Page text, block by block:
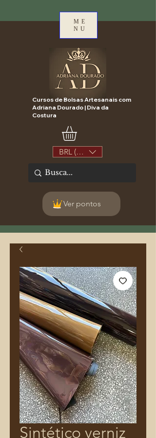
ME
NU
Cursos de Bolsas Artesanais com
Adriana Dourado | Diva da
Costura
BRL (R$)
Ver pontos
Sintético verniz